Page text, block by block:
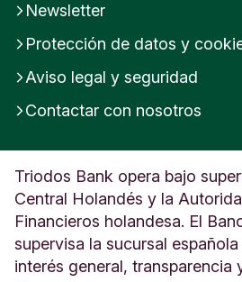
Newsletter
Protección de datos y
Aviso legal y seguridad
Contactar con nosotros
Triodos Bank opera bajo
Central Holandés y la
Financieros holandesa. El
supervisa la sucursal
interés general, transparencia